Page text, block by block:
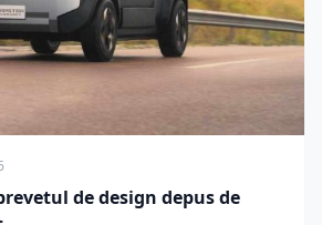
de design depus de